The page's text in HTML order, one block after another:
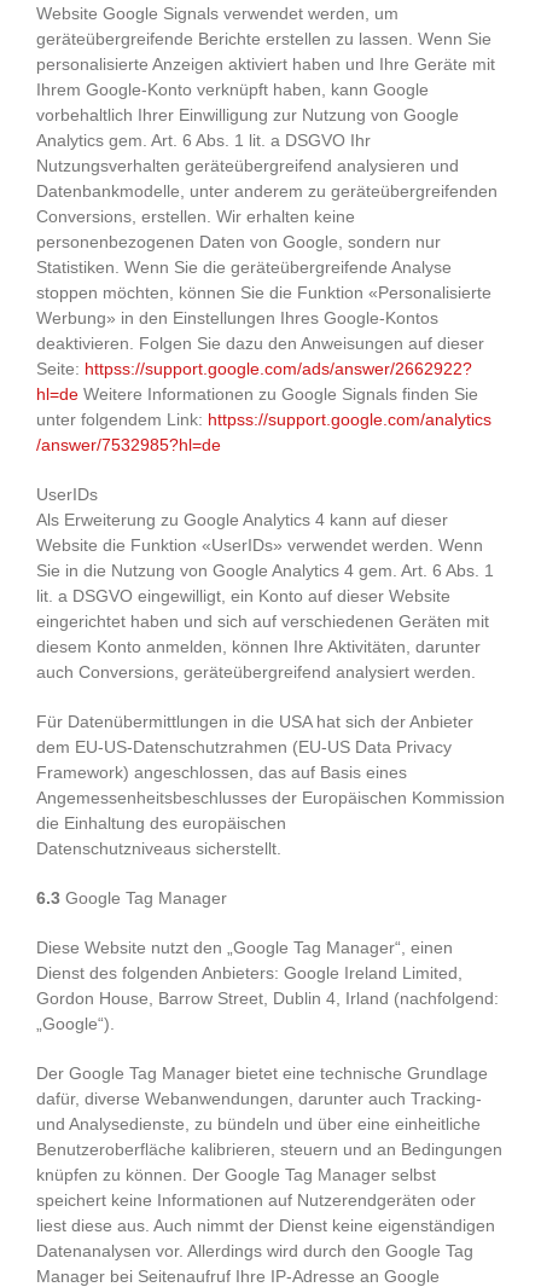
Website Google Signals verwendet werden, um
geräteübergreifende Berichte erstellen zu lassen. Wenn Sie
personalisierte Anzeigen aktiviert haben und Ihre Geräte mit
Ihrem Google-Konto verknüpft haben, kann Google
vorbehaltlich Ihrer Einwilligung zur Nutzung von Google
Analytics gem. Art. 6 Abs. 1 lit. a DSGVO Ihr
Nutzungsverhalten geräteübergreifend analysieren und
Datenbankmodelle, unter anderem zu geräteübergreifenden
Conversions, erstellen. Wir erhalten keine
personenbezogenen Daten von Google, sondern nur
Statistiken. Wenn Sie die geräteübergreifende Analyse
stoppen möchten, können Sie die Funktion «Personalisierte
Werbung» in den Einstellungen Ihres Google-Kontos
deaktivieren. Folgen Sie dazu den Anweisungen auf dieser
Seite: httpss://support.google.com/ads/answer/2662922?
hl=de Weitere Informationen zu Google Signals finden Sie
unter folgendem Link: httpss://support.google.com/analytics
/answer/7532985?hl=de
UserIDs
Als Erweiterung zu Google Analytics 4 kann auf dieser
Website die Funktion «UserIDs» verwendet werden. Wenn
Sie in die Nutzung von Google Analytics 4 gem. Art. 6 Abs. 1
lit. a DSGVO eingewilligt, ein Konto auf dieser Website
eingerichtet haben und sich auf verschiedenen Geräten mit
diesem Konto anmelden, können Ihre Aktivitäten, darunter
auch Conversions, geräteübergreifend analysiert werden.
Für Datenübermittlungen in die USA hat sich der Anbieter
dem EU-US-Datenschutzrahmen (EU-US Data Privacy
Framework) angeschlossen, das auf Basis eines
Angemessenheitsbeschlusses der Europäischen Kommission
die Einhaltung des europäischen
Datenschutzniveaus sicherstellt.
6.3 Google Tag Manager
Diese Website nutzt den „Google Tag Manager“, einen
Dienst des folgenden Anbieters: Google Ireland Limited,
Gordon House, Barrow Street, Dublin 4, Irland (nachfolgend:
„Google“).
Der Google Tag Manager bietet eine technische Grundlage
dafür, diverse Webanwendungen, darunter auch Tracking-
und Analysedienste, zu bündeln und über eine einheitliche
Benutzeroberfläche kalibrieren, steuern und an Bedingungen
knüpfen zu können. Der Google Tag Manager selbst
speichert keine Informationen auf Nutzerendgeräten oder
liest diese aus. Auch nimmt der Dienst keine eigenständigen
Datenanalysen vor. Allerdings wird durch den Google Tag
Manager bei Seitenaufruf Ihre IP-Adresse an Google